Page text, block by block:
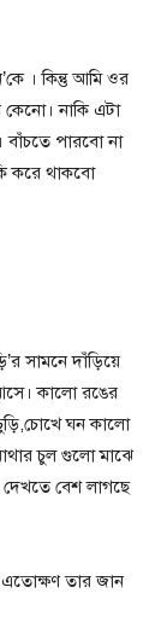
। কিন্তু আমি ওর
নাকি এটা
পারবো না
করে থাকবো
সামনে দাঁড়িয়ে
কালো রঙের
ঘন কালো
চুল গুলো মাঝে
বেশ লাগছে
এতোক্ষণ তার জান